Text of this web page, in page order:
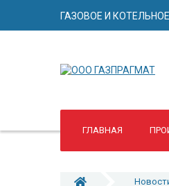
ГАЗОВОЕ И
ГЛАВНАЯ